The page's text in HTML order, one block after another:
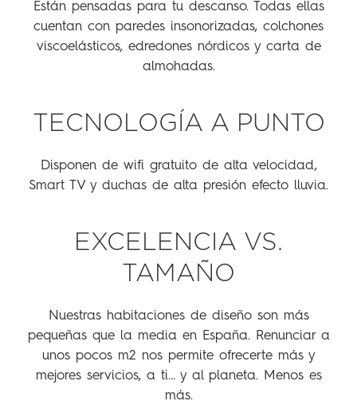
Están pensadas para tu descanso. Todas ellas
cuentan con paredes insonorizadas, colchones
viscoelásticos, edredones nórdicos y carta de
almohadas.
TECNOLOGÍA A PUNTO
Disponen de wifi gratuito de alta velocidad,
Smart TV y duchas de alta presión efecto lluvia.
EXCELENCIA VS.
TAMAÑO
Nuestras habitaciones de diseño son más
pequeñas que la media en España. Renunciar a
unos pocos m2 nos permite ofrecerte más y
mejores servicios, a ti… y al planeta. Menos es
más.